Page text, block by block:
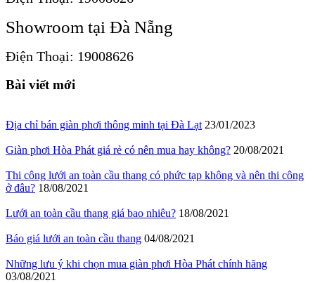
Showroom tại Đà Nẵng
Điện Thoại: 19008626
Bài viết mới
Địa chỉ bán giàn phơi thông minh tại Đà Lạt 23/01/2023
Giàn phơi Hòa Phát giá rẻ có nên mua hay không? 20/08/2021
Thi công lưới an toàn cầu thang có phức tạp không và nên thi công
ở đâu? 18/08/2021
Lưới an toàn cầu thang giá bao nhiêu? 18/08/2021
Báo giá lưới an toàn cầu thang 04/08/2021
Những lưu ý khi chọn mua giàn phơi Hòa Phát chính hãng
03/08/2021